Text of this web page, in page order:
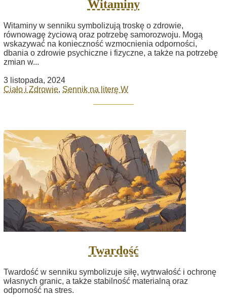
Witaminy
Witaminy w senniku symbolizują troskę o zdrowie,
równowagę życiową oraz potrzebę samorozwoju. Mogą
wskazywać na konieczność wzmocnienia odporności,
dbania o zdrowie psychiczne i fizyczne, a także na potrzebę
zmian w...
3 listopada, 2024
Ciało i Zdrowie, Sennik na literę W
Twardość
Twardość w senniku symbolizuje siłę, wytrwałość i ochronę
własnych granic, a także stabilność materialną oraz
odporność na stres.